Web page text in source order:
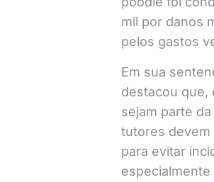
mil por danos
pelos gastos
Em sua
destacou que,
sejam parte
tutores devem
para evitar
especialmente